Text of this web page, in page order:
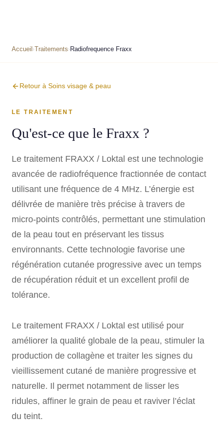
Accueil ›Traitements› Radiofrequence Fraxx
Retour à Soins visage & peau
LE TRAITEMENT
Qu'est-ce que le Fraxx ?
Le traitement FRAXX / Loktal est une technologie
avancée de radiofréquence fractionnée de contact
utilisant une fréquence de 4 MHz. L’énergie est
délivrée de manière très précise à travers de
micro-points contrôlés, permettant une stimulation
de la peau tout en préservant les tissus
environnants. Cette technologie favorise une
régénération cutanée progressive avec un temps
de récupération réduit et un excellent profil de
tolérance.
Le traitement FRAXX / Loktal est utilisé pour
améliorer la qualité globale de la peau, stimuler la
production de collagène et traiter les signes du
vieillissement cutané de manière progressive et
naturelle. Il permet notamment de lisser les
ridules, affiner le grain de peau et raviver l’éclat
du teint.